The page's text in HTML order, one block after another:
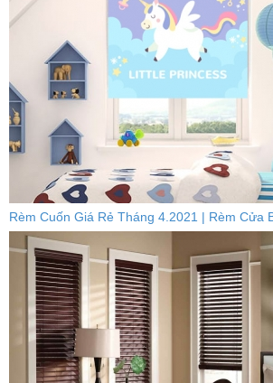
Rèm Cuốn Giá Rẻ Tháng 4.2021 | Rèm Cửa